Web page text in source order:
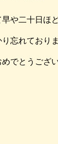
や二十日ほど
忘れており
でとうござい